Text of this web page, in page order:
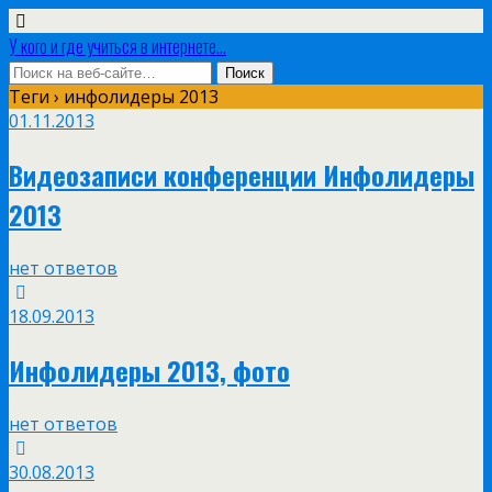
У кого и где учиться в интернете...
Теги › инфолидеры 2013
01.11.2013
Видеозаписи конференции Инфолидеры
2013
нет ответов
18.09.2013
Инфолидеры 2013, фото
нет ответов
30.08.2013